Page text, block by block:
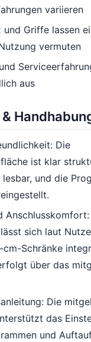
variieren
und Griffe lassen
vermuten
aus
Die
ist klar
und die
sich laut
Schränke
über das
Die
das
und